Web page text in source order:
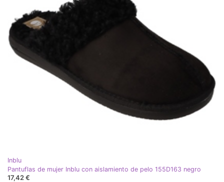
Inblu
Pantuflas de mujer Inblu con aislamiento de pelo 155D163 negro
17,42 €